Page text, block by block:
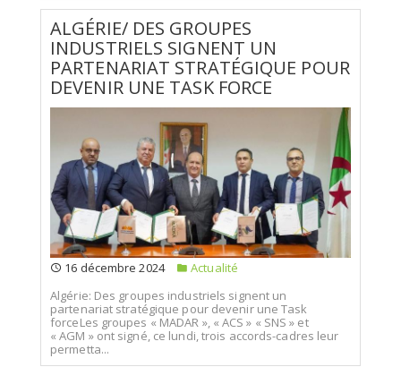
ALGÉRIE/ DES GROUPES
INDUSTRIELS SIGNENT UN
PARTENARIAT STRATÉGIQUE POUR
DEVENIR UNE TASK FORCE
16 décembre 2024
Actualité
Algérie: Des groupes industriels signent un
partenariat stratégique pour devenir une Task
forceLes groupes « MADAR », « ACS » « SNS » et
« AGM » ont signé, ce lundi, trois accords-cadres leur
permetta...